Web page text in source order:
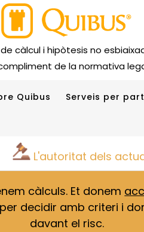
càlcul i hipòtesis no
de la normativa
Quibus Serveis per
L'autoritat dels
càlculs. Et donem
per decidir amb criteri i
davant el risc.